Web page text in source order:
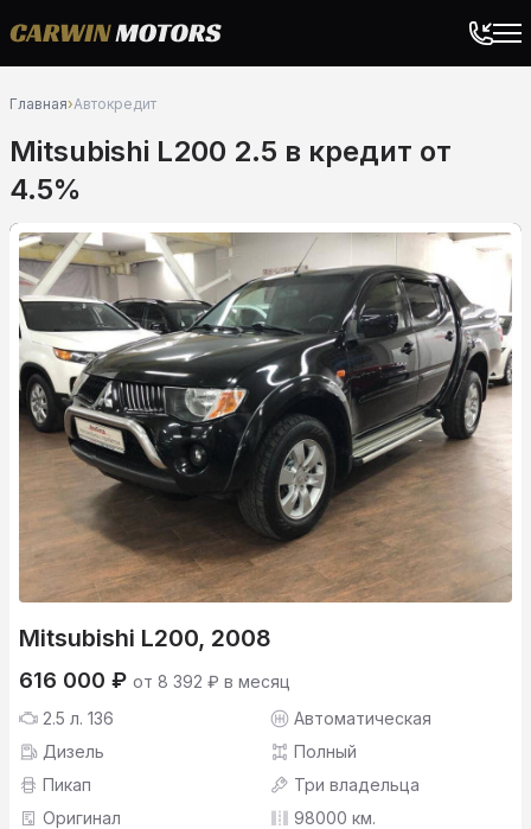
Главная›Автокредит
Mitsubishi L200 2.5 в кредит от
4.5%
Mitsubishi L200, 2008
616 000 ₽ от 8 392 ₽ в месяц
2.5 л. 136
Автоматическая
Дизель
Полный
Пикап
Три владельца
Оригинал
98000 км.